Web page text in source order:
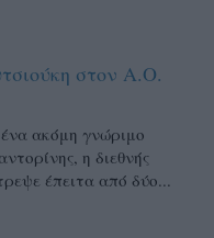
στον Α.Ο.
ακόμη γνώριμο
η διεθνής
έπειτα από δύο...